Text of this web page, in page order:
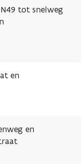
tot snelweg
en
en